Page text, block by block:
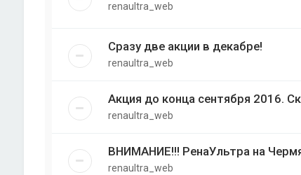
renaultra_web
Сразу две акции в декабре!
renaultra_web
Акция до конца сентября 2016.
renaultra_web
ВНИМАНИЕ!!! РенаУльтра на
renaultra_web